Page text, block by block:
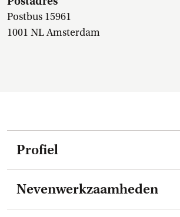
Postbus 15961
1001 NL Amsterdam
Profiel
Nevenwerkzaamheden